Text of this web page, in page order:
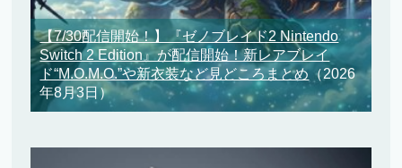
【7/30配信開始！】『ゼノブレイド2 Nintendo
Switch 2 Edition』が配信開始！新レアブレイ
ド“M.O.M.O.”や新衣装など見どころまとめ（2026
年8月3日）